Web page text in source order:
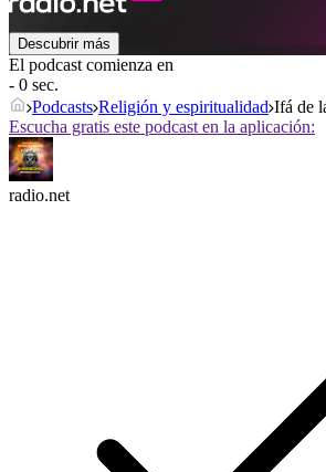
Descubrir más
El podcast comienza en
- 0 sec.
Podcasts Religión y espiritualidad Ifá de
Escucha gratis este podcast en la aplicación:
radio.net